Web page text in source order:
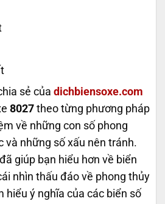
sẻ của dichbiensoxe.com
8027 theo từng phương pháp
về những con số phong
và những số xấu nên tránh.
giúp bạn hiểu hơn về biển
nhìn thấu đáo về phong thủy
hiểu ý nghĩa của các biển số